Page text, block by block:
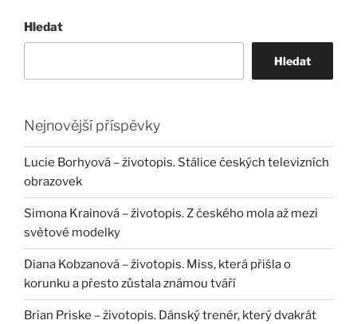
Hledat
Hledat
Nejnovější příspěvky
Lucie Borhyová – životopis. Stálice českých televizních
obrazovek
Simona Krainová – životopis. Z českého mola až mezi
světové modelky
Diana Kobzanová – životopis. Miss, která přišla o
korunku a přesto zůstala známou tváří
Brian Priske – životopis. Dánský trenér, který dvakrát